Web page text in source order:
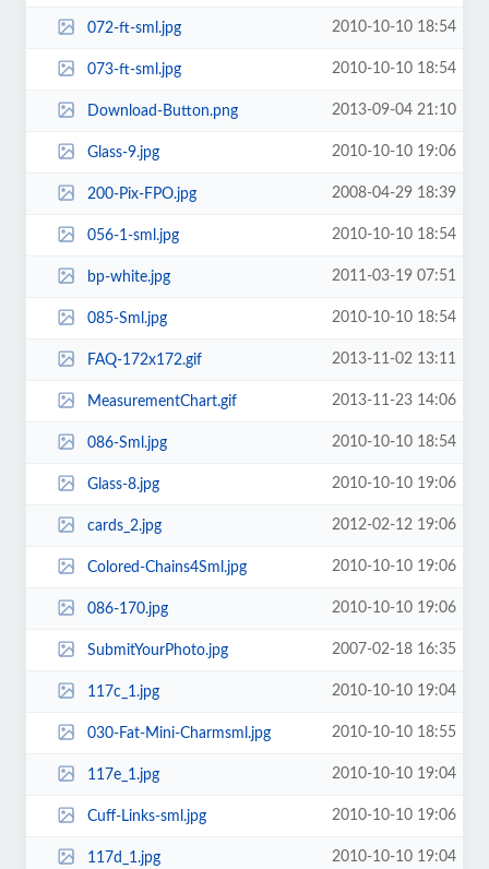
072-ft-sml.jpg 2010-10-10 18:54
073-ft-sml.jpg 2010-10-10 18:54
Download-Button.png 2013-09-04 21:10
Glass-9.jpg 2010-10-10 19:06
200-Pix-FPO.jpg 2008-04-29 18:39
056-1-sml.jpg 2010-10-10 18:54
bp-white.jpg 2011-03-19 07:51
085-Sml.jpg 2010-10-10 18:54
FAQ-172x172.gif 2013-11-02 13:11
MeasurementChart.gif 2013-11-23 14:06
086-Sml.jpg 2010-10-10 18:54
Glass-8.jpg 2010-10-10 19:06
cards_2.jpg 2012-02-12 19:06
Colored-Chains4Sml.jpg 2010-10-10 19:06
086-170.jpg 2010-10-10 19:06
SubmitYourPhoto.jpg 2007-02-18 16:35
117c_1.jpg 2010-10-10 19:04
030-Fat-Mini-Charmsml.jpg 2010-10-10 18:55
117e_1.jpg 2010-10-10 19:04
Cuff-Links-sml.jpg 2010-10-10 19:06
117d_1.jpg 2010-10-10 19:04